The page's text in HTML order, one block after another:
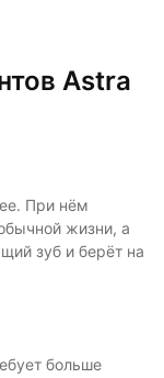
Astra
При нём
жизни, а
зуб и берёт на
больше